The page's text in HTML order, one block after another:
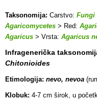
Taksonomija: Carstvo: Fungi
Agaricomycetes > Red:
Agaricus > Vrsta: Agaricus
Infragenerička
Chitonioides
Etimologija: nevo, nevoa
Klobuk: 4-7 cm širok, u